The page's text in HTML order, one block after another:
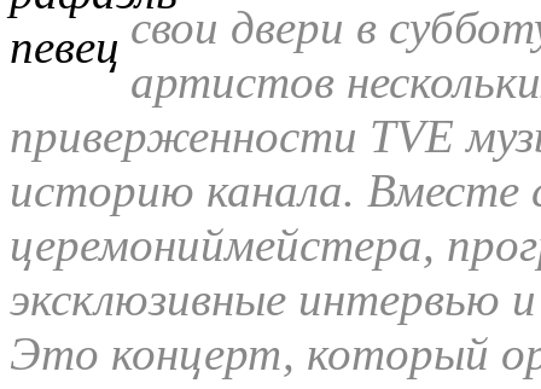
свои двери в
артистов
приверженности TVE
историю канала. Вместе
церемониймейстера,
эксклюзивные интервью
Это концерт, который